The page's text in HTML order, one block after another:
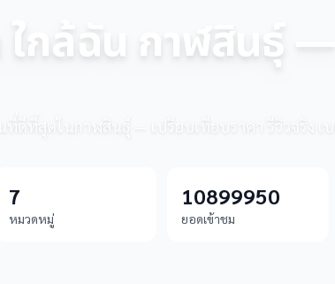
ใกล้ฉัน กาฬสินธุ์
ที่ดีที่สุดในกาฬสินธุ์ — เปรียบเทียบราคา รีวิวจริง เบ
7
หมวดหมู่
10899950
ยอดเข้าชม